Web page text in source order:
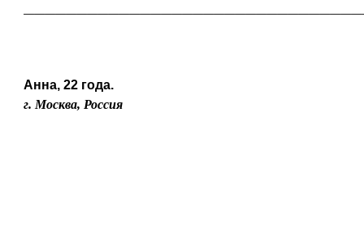
Анна, 22 года.
г. Москва, Россия